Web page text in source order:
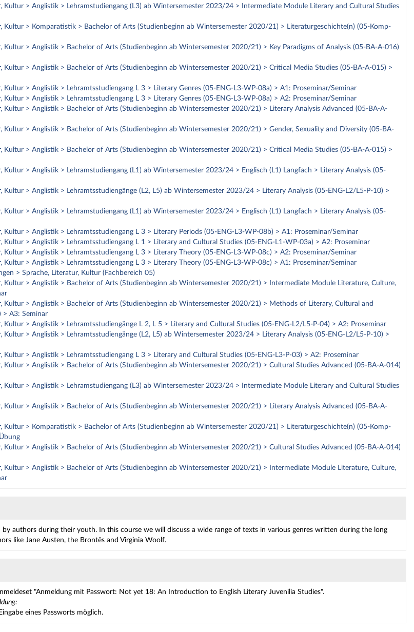
Kultur > Anglistik > Lehramstudiengang (L3) ab Wintersemester 2023/24 > Intermediate Module Literary and Cultural Studies
Kultur > Komparatistik > Bachelor of Arts (Studienbeginn ab Wintersemester 2020/21) > Literaturgeschichte(n) (05-Komp-
Kultur > Anglistik > Bachelor of Arts (Studienbeginn ab Wintersemester 2020/21) > Key Paradigms of Analysis (05-BA-A-016)
Kultur > Anglistik > Bachelor of Arts (Studienbeginn ab Wintersemester 2020/21) > Critical Media Studies (05-BA-A-015) >
Kultur > Anglistik > Lehramtsstudiengang L 3 > Literary Genres (05-ENG-L3-WP-08a) > A1: Proseminar/Seminar
Kultur > Anglistik > Lehramtsstudiengang L 3 > Literary Genres (05-ENG-L3-WP-08a) > A2: Proseminar/Seminar
Kultur > Anglistik > Bachelor of Arts (Studienbeginn ab Wintersemester 2020/21) > Literary Analysis Advanced (05-BA-A-
Kultur > Anglistik > Bachelor of Arts (Studienbeginn ab Wintersemester 2020/21) > Gender, Sexuality and Diversity (05-BA-
Kultur > Anglistik > Bachelor of Arts (Studienbeginn ab Wintersemester 2020/21) > Critical Media Studies (05-BA-A-015) >
Kultur > Anglistik > Lehramstudiengang (L1) ab Wintersemester 2023/24 > Englisch (L1) Langfach > Literary Analysis (05-
Kultur > Anglistik > Lehramtsstudiengänge (L2, L5) ab Wintersemester 2023/24 > Literary Analysis (05-ENG-L2/L5-P-10) >
Kultur > Anglistik > Lehramstudiengang (L1) ab Wintersemester 2023/24 > Englisch (L1) Langfach > Literary Analysis (05-
Kultur > Anglistik > Lehramtsstudiengang L 3 > Literary Periods (05-ENG-L3-WP-08b) > A1: Proseminar/Seminar
Kultur > Anglistik > Lehramtsstudiengang L 1 > Literary and Cultural Studies (05-ENG-L1-WP-03a) > A2: Proseminar
Kultur > Anglistik > Lehramtsstudiengang L 3 > Literary Theory (05-ENG-L3-WP-08c) > A2: Proseminar/Seminar
Kultur > Anglistik > Lehramtsstudiengang L 3 > Literary Theory (05-ENG-L3-WP-08c) > A1: Proseminar/Seminar
> Sprache, Literatur, Kultur (Fachbereich 05)
Kultur > Anglistik > Bachelor of Arts (Studienbeginn ab Wintersemester 2020/21) > Intermediate Module Literature, Culture,
Kultur > Anglistik > Bachelor of Arts (Studienbeginn ab Wintersemester 2020/21) > Methods of Literary, Cultural and
> A3: Seminar
Kultur > Anglistik > Lehramtsstudiengänge L 2, L 5 > Literary and Cultural Studies (05-ENG-L2/L5-P-04) > A2: Proseminar
Kultur > Anglistik > Lehramtsstudiengänge (L2, L5) ab Wintersemester 2023/24 > Literary Analysis (05-ENG-L2/L5-P-10) >
Kultur > Anglistik > Lehramtsstudiengang L 3 > Literary and Cultural Studies (05-ENG-L3-P-03) > A2: Proseminar
Kultur > Anglistik > Bachelor of Arts (Studienbeginn ab Wintersemester 2020/21) > Cultural Studies Advanced (05-BA-A-014)
Kultur > Anglistik > Lehramstudiengang (L3) ab Wintersemester 2023/24 > Intermediate Module Literary and Cultural Studies
Kultur > Anglistik > Bachelor of Arts (Studienbeginn ab Wintersemester 2020/21) > Literary Analysis Advanced (05-BA-A-
Kultur > Komparatistik > Bachelor of Arts (Studienbeginn ab Wintersemester 2020/21) > Literaturgeschichte(n) (05-Komp-
Kultur > Anglistik > Bachelor of Arts (Studienbeginn ab Wintersemester 2020/21) > Cultural Studies Advanced (05-BA-A-014)
Kultur > Anglistik > Bachelor of Arts (Studienbeginn ab Wintersemester 2020/21) > Intermediate Module Literature, Culture,
authors during their youth. In this course we will discuss a wide range of texts in various genres written during the long
like Jane Austen, the Brontës and Virginia Woolf.
"Anmeldung mit Passwort: Not yet 18: An Introduction to English Literary Juvenilia Studies".
eines Passworts möglich.